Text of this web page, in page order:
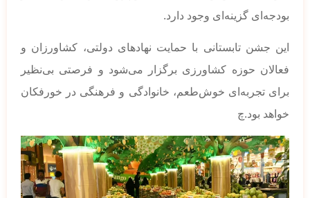
بودجه‌ای گزینه‌ای وجود دارد.
این جشن تابستانی با حمایت نهادهای دولتی، کشاورزان و
فعالان حوزه کشاورزی برگزار می‌شود و فرصتی بی‌نظیر
برای تجربه‌ای خوش‌طعم، خانوادگی و فرهنگی در خورفکان
خواهد بود.چ